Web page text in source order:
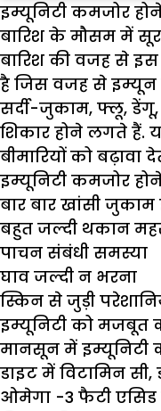
इम्यूनिटी कमजोर
बारिश के मौसम में
बारिश की वजह से
है जिस वजह से इम्यून
सर्दी-जुकाम, फ्लू,
शिकार होने लगते हैं.
बीमारियों को बढ़ावा
इम्यूनिटी कमजोर
बार बार खांसी जुकाम
बहुत जल्दी थकान
पाचन संबंधी समस्या
घाव जल्दी न भरना
स्किन से जुड़ी
इम्यूनिटी को
मानसून में
डाइट में विटामिन सी,
ओमेगा -3 फैटी एसिड